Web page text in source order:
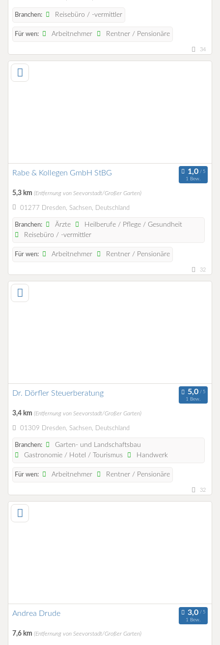
Branchen: Reisebüro / -vermittler
Für wen: Arbeitnehmer Rentner / Pensionäre
34
Rabe & Kollegen GmbH StBG
1 Bew.
5,3 km (Entfernung von Seevorstadt/Großer Garten)
01277 Dresden, Sachsen, Deutschland
Branchen: Ärzte
Heilberufe / Pflege / Gesundheit
Reisebüro / -vermittler
Für wen: Arbeitnehmer Rentner / Pensionäre
32
Dr. Dörfler Steuerberatung
1 Bew.
3,4 km (Entfernung von Seevorstadt/Großer Garten)
01309 Dresden, Sachsen, Deutschland
Branchen:
Garten- und Landschaftsbau
Gastronomie / Hotel / Tourismus
Handwerk
Für wen: Arbeitnehmer Rentner / Pensionäre
32
Andrea Drude
1 Bew.
7,6 km (Entfernung von Seevorstadt/Großer Garten)